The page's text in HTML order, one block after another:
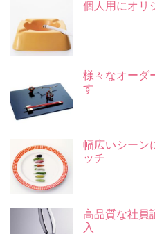
個人用にオリ
様々なオーダ
す
幅広いシーン
ッチ
高品質な社員
入